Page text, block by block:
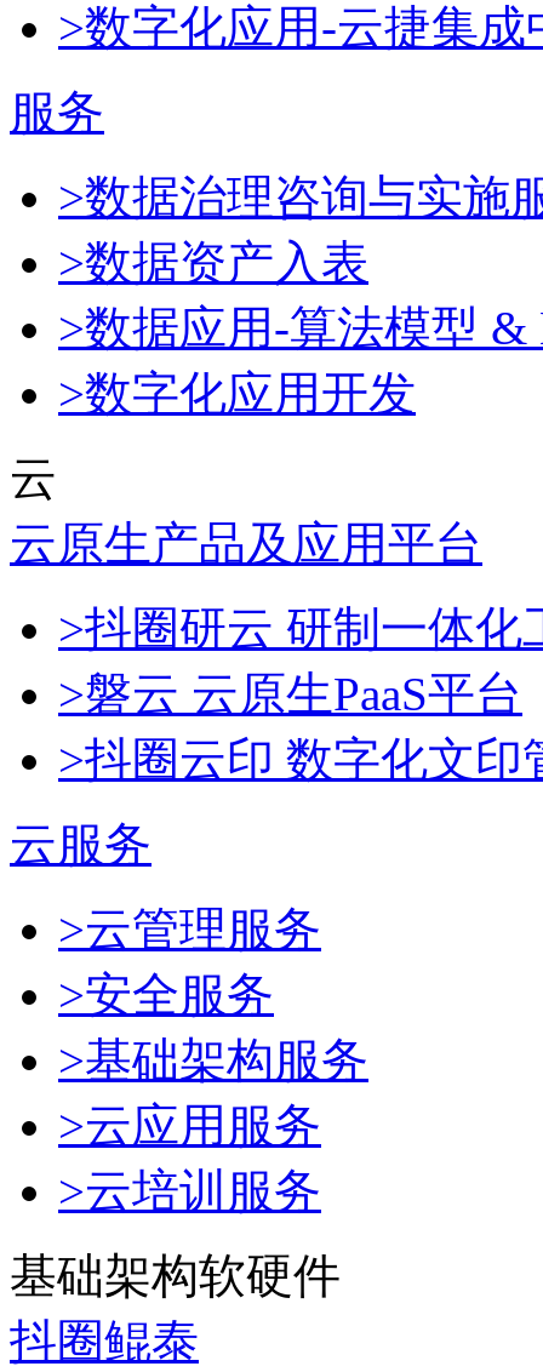
>数字化应用-云捷集成
服务
>数据治理咨询与实施
>数据资产入表
>数据应用-算法模型 &
>数字化应用开发
云
云原生产品及应用平台
>抖圈研云 研制一体
>磐云 云原生PaaS平台
>抖圈云印 数字化文印
云服务
>云管理服务
>安全服务
>基础架构服务
>云应用服务
>云培训服务
基础架构软硬件
抖圈鲲泰